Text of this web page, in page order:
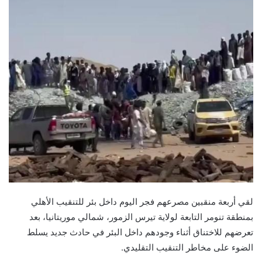
لقي أربعة منقبين مصرعهم فجر اليوم داخل بئر للتنقيب الأهلي
بمنطقة تنومر التابعة لولاية تيرس الزمور، شمالي موريتانيا، بعد
تعرضهم للاختناق أثناء وجودهم داخل البئر في حادث جديد يسلط
الضوء على مخاطر التنقيب التقليدي.